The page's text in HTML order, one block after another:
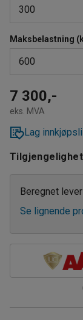
1000
300
300
400
Maksbelastning
600
600
800
7 300,-
eks. MVA
Lag
Tilgjengelighet
Beregnet
Se lignende